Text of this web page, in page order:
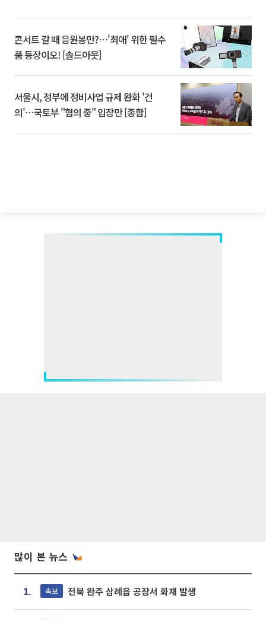
콘서트 갈 때 응원봉만?⋯'최애' 위한 필수
품 등장이오! [솔드아웃]
서울시, 정부에 정비사업 규제 완화 '건
의'⋯국토부 "협의 중" 입장만 [종합]
많이 본 뉴스
1. 속보 전북 완주 삼례읍 공장서 화재 발생